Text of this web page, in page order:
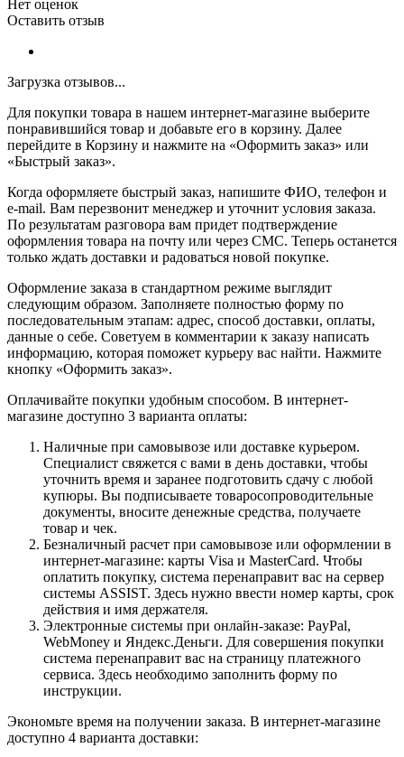
Нет оценок
Оставить отзыв
Загрузка отзывов...
Для покупки товара в нашем интернет-магазине выберите
понравившийся товар и добавьте его в корзину. Далее
перейдите в Корзину и нажмите на «Оформить заказ» или
«Быстрый заказ».
Когда оформляете быстрый заказ, напишите ФИО, телефон и
e-mail. Вам перезвонит менеджер и уточнит условия заказа.
По результатам разговора вам придет подтверждение
оформления товара на почту или через СМС. Теперь останется
только ждать доставки и радоваться новой покупке.
Оформление заказа в стандартном режиме выглядит
следующим образом. Заполняете полностью форму по
последовательным этапам: адрес, способ доставки, оплаты,
данные о себе. Советуем в комментарии к заказу написать
информацию, которая поможет курьеру вас найти. Нажмите
кнопку «Оформить заказ».
Оплачивайте покупки удобным способом. В интернет-
магазине доступно 3 варианта оплаты:
Наличные при самовывозе или доставке курьером.
Специалист свяжется с вами в день доставки, чтобы
уточнить время и заранее подготовить сдачу с любой
купюры. Вы подписываете товаросопроводительные
документы, вносите денежные средства, получаете
товар и чек.
Безналичный расчет при самовывозе или оформлении в
интернет-магазине: карты Visa и MasterCard. Чтобы
оплатить покупку, система перенаправит вас на сервер
системы ASSIST. Здесь нужно ввести номер карты, срок
действия и имя держателя.
Электронные системы при онлайн-заказе: PayPal,
WebMoney и Яндекс.Деньги. Для совершения покупки
система перенаправит вас на страницу платежного
сервиса. Здесь необходимо заполнить форму по
инструкции.
Экономьте время на получении заказа. В интернет-магазине
доступно 4 варианта доставки: